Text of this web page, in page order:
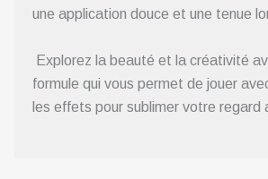
une application douce et une tenue
Explorez la beauté et la créativité
formule qui vous permet de jouer
les effets pour sublimer votre regard